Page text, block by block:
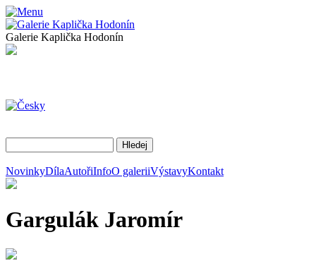
Galerie Kaplička Hodonín
NovinkyDílaAutořiInfoO galeriiVýstavyKontakt
Gargulák Jaromír